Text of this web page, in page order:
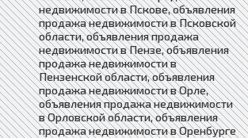
недвижимости в Пскове, объявления
продажа недвижимости в Псковской
области, объявления продажа
недвижимости в Пензе, объявления
продажа недвижимости в
Пензенской области, объявления
продажа недвижимости в Орле,
объявления продажа недвижимости
в Орловской области, объявления
продажа недвижимости в Оренбурге